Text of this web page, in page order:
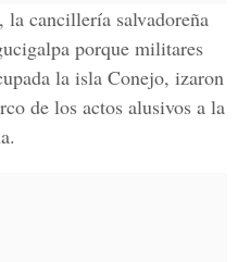
cancillería salvadoreña
porque militares
la isla Conejo, izaron
de los actos alusivos a la